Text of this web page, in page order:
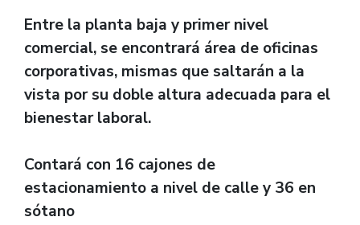
Entre la planta baja y primer nivel
comercial, se encontrará área de oficinas
corporativas, mismas que saltarán a la
vista por su doble altura adecuada para el
bienestar laboral.
Contará con 16 cajones de
estacionamiento a nivel de calle y 36 en
sótano